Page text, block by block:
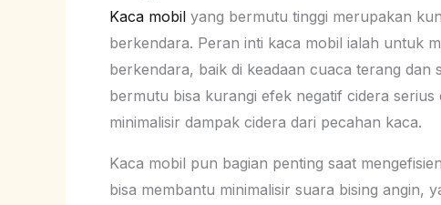
Kaca mobil yang bermutu tinggi merupakan
berkendara. Peran inti kaca mobil ialah untuk
berkendara, baik di keadaan cuaca terang
bermutu bisa kurangi efek negatif cidera
minimalisir dampak cidera dari pecahan kaca.
Kaca mobil pun bagian penting saat
bisa membantu minimalisir suara bising angin,